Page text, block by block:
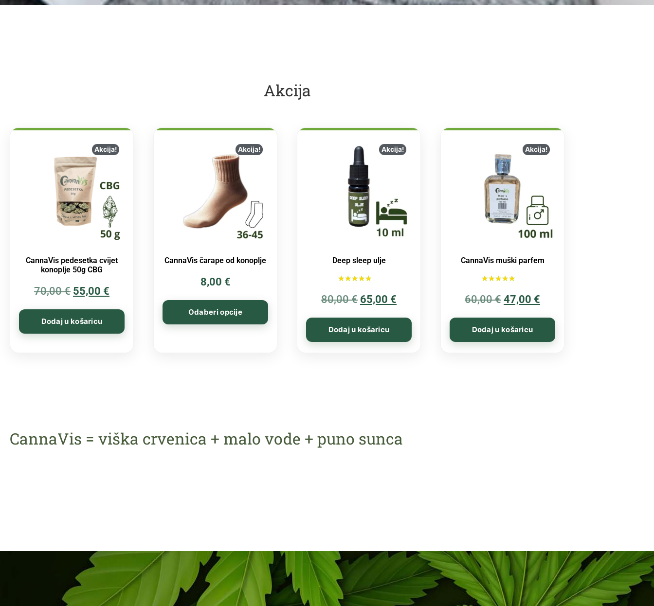
Akcija
Akcija!
CannaVis pedesetka cvijet
konoplje 50g CBG
70,00€ 55,00 €
Dodaj u košaricu
Akcija!
CannaVis čarape od konoplje
8,00 €
Odaberi opcije
Akcija!
Deep sleep ulje
5.00
od 5
80,00€ 65,00 €
Dodaj u košaricu
Akcija!
CannaVis muški parfem
5.00
od 5
60,00€ 47,00 €
Dodaj u košaricu
CannaVis = viška crvenica + malo vode + puno sunca